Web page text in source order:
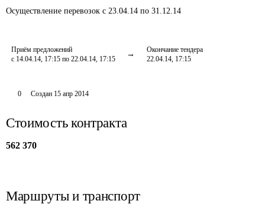
Осуществление перевозок с 23.04.14 по 31.12.14
Приём предложений
с 14.04.14, 17:15 по 22.04.14, 17:15
Окончание тендера
22.04.14, 17:15
0 Создан 15 апр 2014
Стоимость контракта
562 370
Маршруты и транспорт